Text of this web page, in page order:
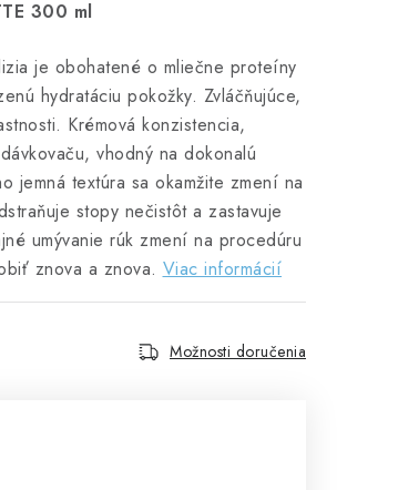
300 ml
je obohatené o mliečne proteíny
hydratáciu pokožky. Zvláčňujúce,
Krémová konzistencia,
vhodný na dokonalú
jemná textúra sa okamžite zmení na
stopy nečistôt a zastavuje
umývanie rúk zmení na procedúru
znova a znova. Viac informácií
Možnosti doručenia